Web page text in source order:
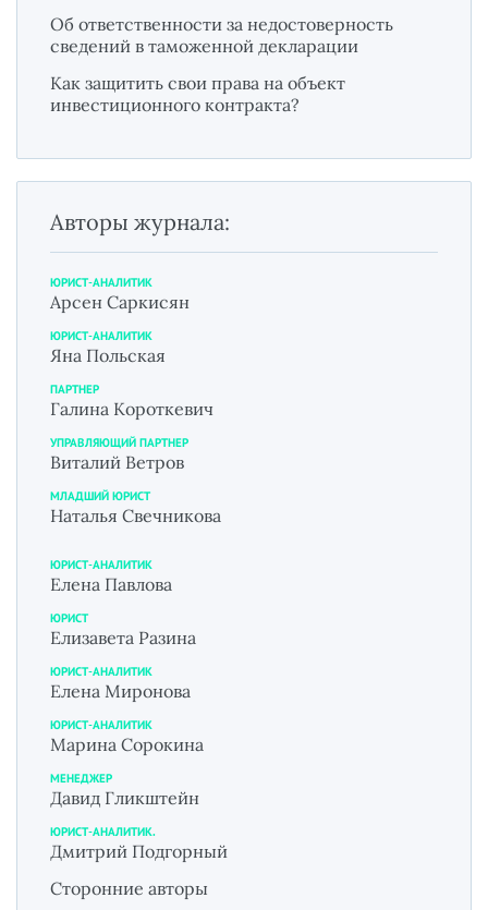
Об ответственности за недостоверность
сведений в таможенной декларации
Как защитить свои права на объект
инвестиционного контракта?
Авторы журнала:
ЮРИСТ-АНАЛИТИК
Арсен Саркисян
ЮРИСТ-АНАЛИТИК
Яна Польская
ПАРТНЕР
Галина Короткевич
УПРАВЛЯЮЩИЙ ПАРТНЕР
Виталий Ветров
МЛАДШИЙ ЮРИСТ
Наталья Свечникова
ЮРИСТ-АНАЛИТИК
Елена Павлова
ЮРИСТ
Елизавета Разина
ЮРИСТ-АНАЛИТИК
Елена Миронова
ЮРИСТ-АНАЛИТИК
Марина Сорокина
МЕНЕДЖЕР
Давид Гликштейн
ЮРИСТ-АНАЛИТИК.
Дмитрий Подгорный
Сторонние авторы